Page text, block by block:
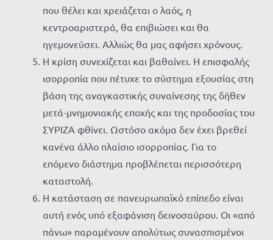
που θέλει και χρειάζεται ο λαός, η
κεντροαριστερά, θα επιβιώσει και θα
ηγεμονεύσει. Αλλιώς θα μας αφήσει χρόνους.
Η κρίση συνεχίζεται και βαθαίνει. Η επισφαλής
ισορροπία που πέτυχε το σύστημα εξουσίας στη
βάση της αναγκαστικής συναίνεσης της δήθεν
μετά-μνημονιακής εποχής και της προδοσίας του
ΣΥΡΙΖΑ φθίνει. Ωστόσο ακόμα δεν έχει βρεθεί
κανένα άλλο πλαίσιο ισορροπίας. Για το
επόμενο διάστημα προβλέπεται περισσότερη
καταστολή.
Η κατάσταση σε πανευρωπαϊκό επίπεδο είναι
αυτή ενός υπό εξαφάνιση δεινοσαύρου. Οι «από
πάνω» παραμένουν απολύτως συνασπισμένοι